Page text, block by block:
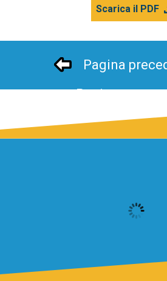
Scarica il PDF
Pagina
Pagina